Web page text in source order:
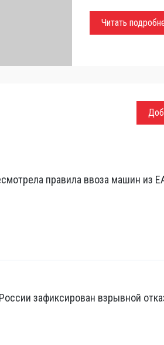
Читать
правила ввоза машин из
зафиксирован взрывной